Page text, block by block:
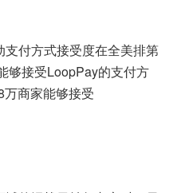
付方式接受度在全美排第
够接受LoopPay的支付方
商家能够接受